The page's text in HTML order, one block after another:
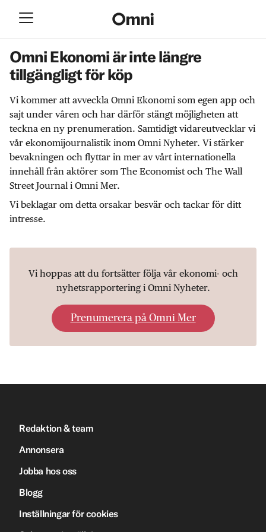
Omni Ekonomi är inte längre
tillgängligt för köp
Vi kommer att avveckla Omni Ekonomi som egen app och
sajt under våren och har därför stängt möjligheten att
teckna en ny prenumeration. Samtidigt vidareutvecklar vi
vår ekonomijournalistik inom Omni Nyheter. Vi stärker
bevakningen och flyttar in mer av vårt internationella
innehåll från aktörer som The Economist och The Wall
Street Journal i Omni Mer.
Vi beklagar om detta orsakar besvär och tackar för ditt
intresse.
Vi hoppas att du fortsätter följa vår ekonomi- och
nyhetsrapportering i Omni Nyheter.
Prenumerera på Omni Mer
Redaktion & team
Annonsera
Jobba hos oss
Blogg
Inställningar för cookies